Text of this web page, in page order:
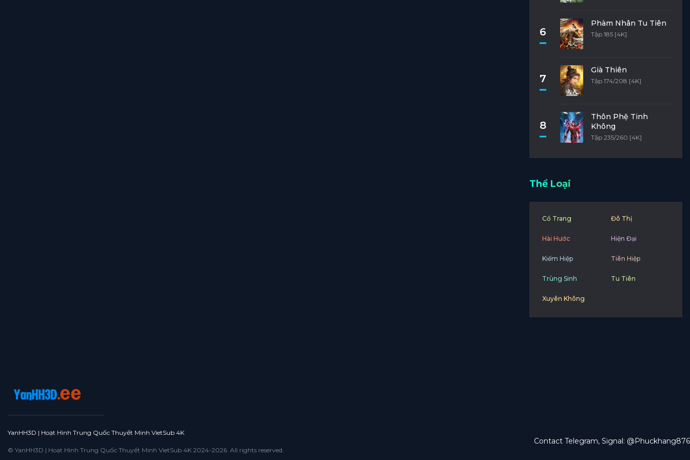
6
Phàm Nhân Tu Tiên
Tập 185 [4K]
7
Già Thiên
Tập 174/208 [4K]
8
Thôn Phệ Tinh
Không
Tập 235/260 [4K]
Thể Loại
Cổ Trang Đô Thị
Hài Hước Hiện Đại
Kiếm Hiệp Tiên Hiệp
Trùng Sinh Tu Tiên
Xuyên Không
YanHH3D | Hoạt Hình Trung Quốc Thuyết Minh VietSub 4K
Contact Telegram, Signal: @Phuckhang876
© YanHH3D | Hoạt Hình Trung Quốc Thuyết Minh VietSub 4K 2024-2026. All rights reserved.